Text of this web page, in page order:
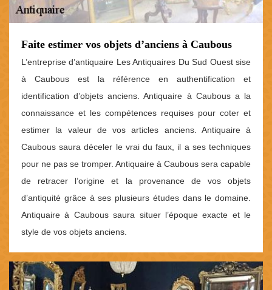
Faite estimer vos objets d’anciens à Caubous
L’entreprise d’antiquaire Les Antiquaires Du Sud Ouest sise
à Caubous est la référence en authentification et
identification d’objets anciens. Antiquaire à Caubous a la
connaissance et les compétences requises pour coter et
estimer la valeur de vos articles anciens. Antiquaire à
Caubous saura déceler le vrai du faux, il a ses techniques
pour ne pas se tromper. Antiquaire à Caubous sera capable
de retracer l’origine et la provenance de vos objets
d’antiquité grâce à ses plusieurs études dans le domaine.
Antiquaire à Caubous saura situer l’époque exacte et le
style de vos objets anciens.